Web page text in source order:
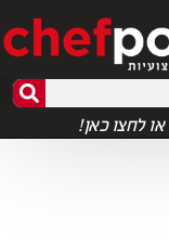
אולחצו כאן!